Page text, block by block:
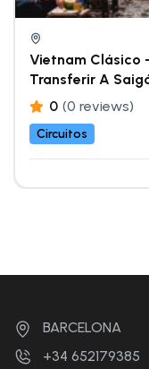
Vietnam Clásico
Transferir A
0 (0 reviews)
Circuitos
BARCELONA
+34 652179385